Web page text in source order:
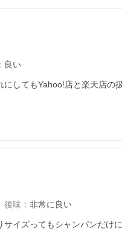
： 良い
してもYahoo!店と楽天店の
後味 ： 非常に良い
イズってもシャンパンだけ